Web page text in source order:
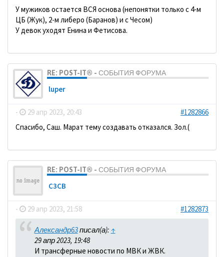
У мужиков остается ВСЯ основа (непонятки только с 4-м
ЦБ (Жук), 2-м либеро (Баранов) и с Чесом)
У девок уходят Енина и Фетисова.
RE: POST-IT® - СОБЫТИЯ ФОРУМА
luper
- 29 апр 2023, 20:43
#1282866
Спасибо, Саш. Марат тему создавать отказался. Зол.(
RE: POST-IT® - СОБЫТИЯ ФОРУМА
C3CB
- 29 апр 2023, 21:58 #1282873
Александр63писал(а): ↑
29 апр 2023, 19:48
И трансферные новости по МВК и ЖВК.